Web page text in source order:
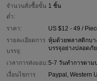
จำนวนสั่งซื้อขั้น
ต่ำ:
1 ชิ้น
ราคา:
US $12 - 49 /
รายละเอียดการ
บรรจุ:
หุ้มด้วยพลาสติกบา
บรรจุอย่างปลอดภัย
เวลาการส่งมอบ:5-7 วันทำการตาม
เงื่อนไขการ
Paypal, Western